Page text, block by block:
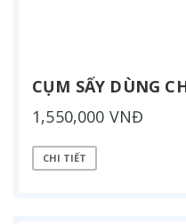
CỤM SẤY DÙNG
1,550,000 VNĐ
CHI TIẾT